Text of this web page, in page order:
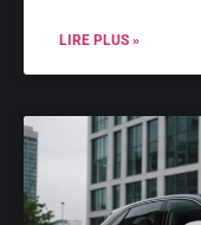
LIRE PLUS »